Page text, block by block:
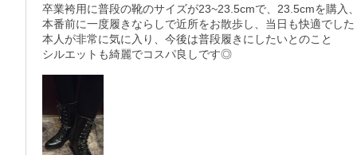
卒業袴用に普段の靴のサイズが23~23.5cmで、23.5cmを購入
本番前に一度履きならしで近所をお散歩し、当日も快適でした
本人が非常に気に入り、今後は普段履きにしたいとのこと
シルエットも綺麗でコスパ良しです◎